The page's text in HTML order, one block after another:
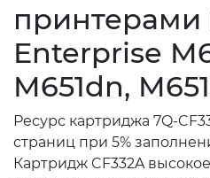
принтерами
Enterprise
M651dn,
Ресурс картриджа 7Q-
страниц при 5%
Картридж CF332A